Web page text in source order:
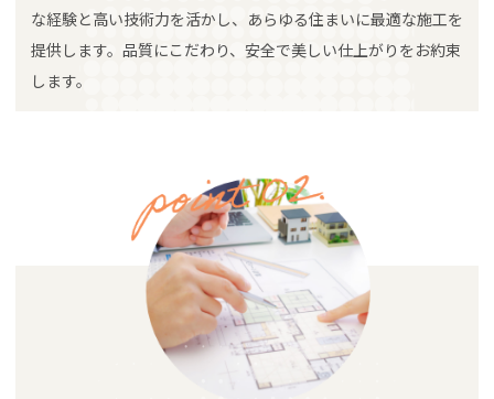
な経験と高い技術力を活かし、あらゆる住まいに最適な施工を
提供します。品質にこだわり、安全で美しい仕上がりをお約束
します。